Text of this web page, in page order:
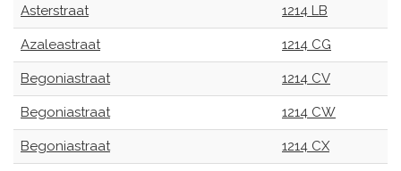
Asterstraat 1214 LB
Azaleastraat 1214 CG
Begoniastraat 1214 CV
Begoniastraat 1214 CW
Begoniastraat 1214 CX